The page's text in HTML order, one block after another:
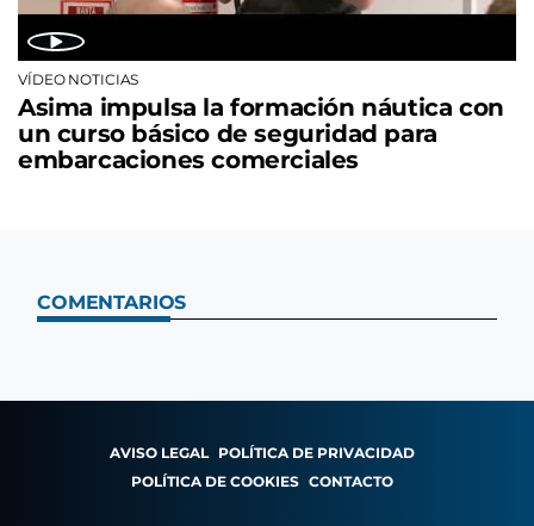
VÍDEO NOTICIAS
Asima impulsa la formación náutica con
un curso básico de seguridad para
embarcaciones comerciales
COMENTARIOS
AVISO LEGAL POLÍTICA DE PRIVACIDAD
POLÍTICA DE COOKIES CONTACTO